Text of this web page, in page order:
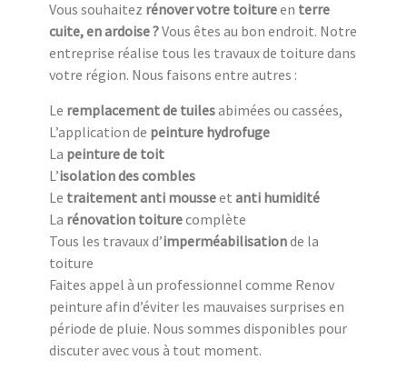
Vous souhaitez rénover votre toitureen terre
cuite, en ardoise ?Vous êtes au bon endroit. Notre
entreprise réalise tous les travaux de toiture dans
votre région. Nous faisons entre autres :
Le remplacement de tuilesabimées ou cassées,
L’application de peinture hydrofuge
La peinture de toit
L’isolation des combles
Le traitement anti mousseet anti humidité
La rénovation toiturecomplète
Tous les travaux d’imperméabilisationde la
toiture
Faites appel à un professionnel comme Renov
peinture afin d’éviter les mauvaises surprises en
période de pluie. Nous sommes disponibles pour
discuter avec vous à tout moment.